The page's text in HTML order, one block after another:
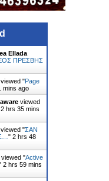
Ellada
ΠΡΕΣΒΗΣ
viewed "Page
mins ago
viewed
2 hrs 35 mins
viewed "ΣΑΝ
" 2 hrs 48
viewed "Active
2 hrs 59 mins